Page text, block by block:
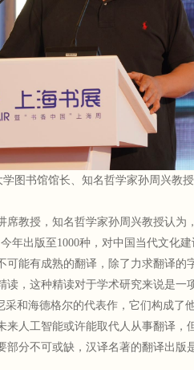
学图书馆馆长、知名哲学家孙周兴教授
席教授，知名哲学家孙周兴教授认为
年出版至1000种，对中国当代文化
可能有成熟的翻译，除了力求翻译的
读，这种精读对于学术研究来说是一
采和海德格尔的代表作，它们构成了
来人工智能或许能取代人从事翻译，
部分不可或缺，汉译名著的翻译出版